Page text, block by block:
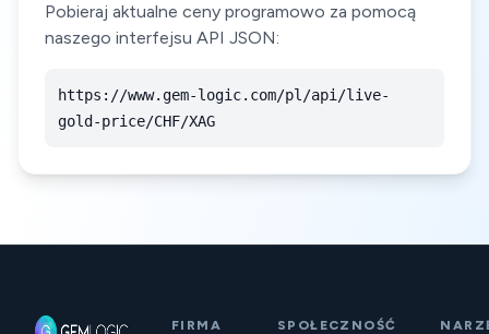
Pobieraj aktualne ceny programowo za pomocą
naszego interfejsu API JSON:
https://www.gem-logic.com/pl/api/live-
gold-price/CHF/XAG
FIRMA SPOŁECZNOŚĆ